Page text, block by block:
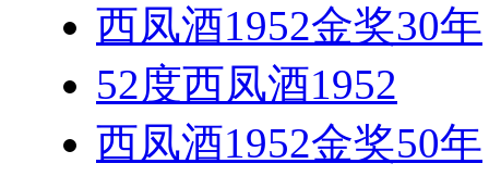
西凤酒1952金奖30年
52度西凤酒1952
西凤酒1952金奖50年